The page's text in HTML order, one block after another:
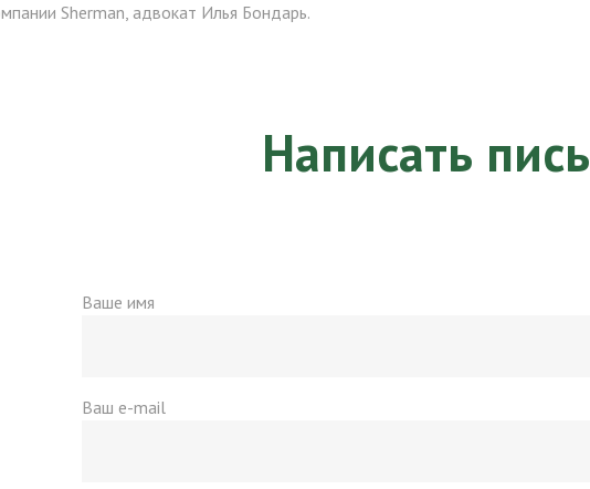
Sherman, адвокат Илья Бондарь.
Написать
Ваше имя
Ваш e-mail